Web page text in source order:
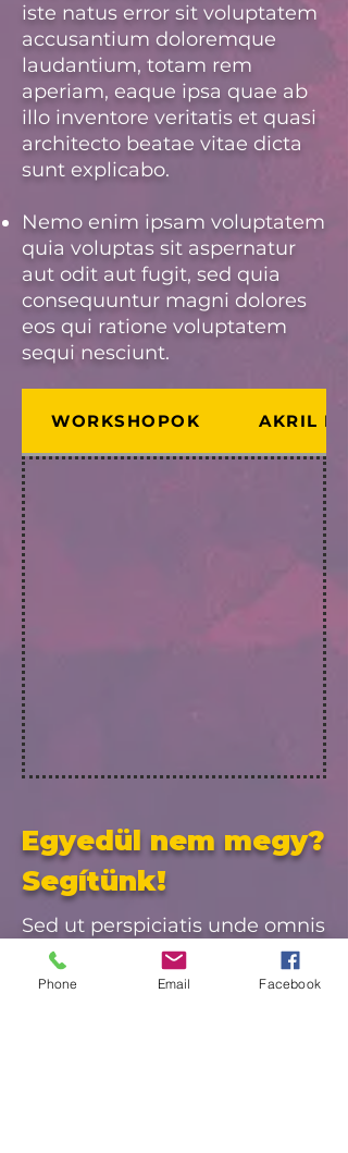
iste natus error sit voluptatem
accusantium doloremque
laudantium, totam rem
aperiam, eaque ipsa quae ab
illo inventore veritatis et quasi
architecto beatae vitae dicta
sunt explicabo.
Nemo enim ipsam voluptatem
quia voluptas sit aspernatur
aut odit aut fugit, sed quia
consequuntur magni dolores
eos qui ratione voluptatem
sequi nesciunt.
WORKSHOPOK AKRIL
Egyedül nem megy?
Segítünk!
Sed ut perspiciatis unde omnis
iste natus error sit voluptatem
accusantium doloremque
Phone Email Facebook